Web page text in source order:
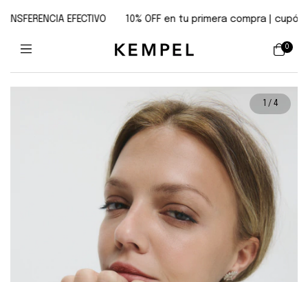
EFECTIVO 10% OFF en tu primera compra | cupón:
0
/ 4